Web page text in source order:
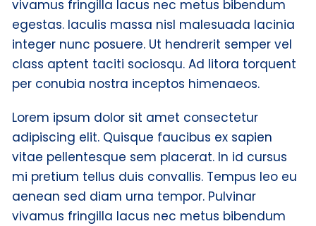
vivamus fringilla lacus nec metus bibendum
egestas. Iaculis massa nisl malesuada lacinia
integer nunc posuere. Ut hendrerit semper vel
class aptent taciti sociosqu. Ad litora torquent
per conubia nostra inceptos himenaeos.
Lorem ipsum dolor sit amet consectetur
adipiscing elit. Quisque faucibus ex sapien
vitae pellentesque sem placerat. In id cursus
mi pretium tellus duis convallis. Tempus leo eu
aenean sed diam urna tempor. Pulvinar
vivamus fringilla lacus nec metus bibendum